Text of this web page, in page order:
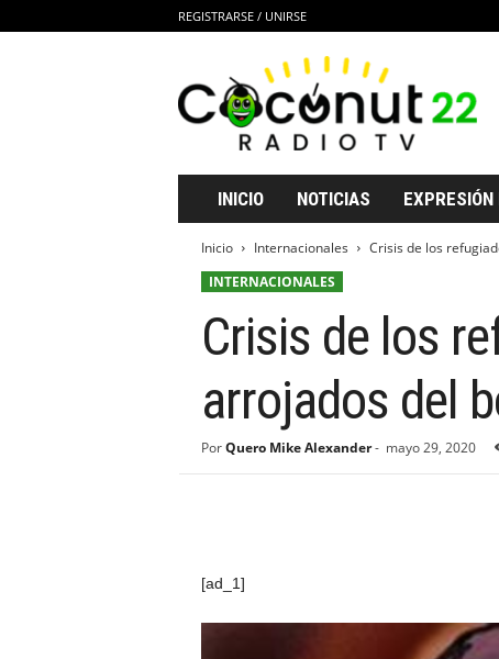
REGISTRARSE / UNIRSE
c
o
INICIO NOTICIAS EXPRESIÓN
Inicio Internacionales
Crisis de los
INTERNACIONALES
Crisis de los
arrojados del
Por Quero Mike Alexander- mayo 29, 2020
[ad_1]